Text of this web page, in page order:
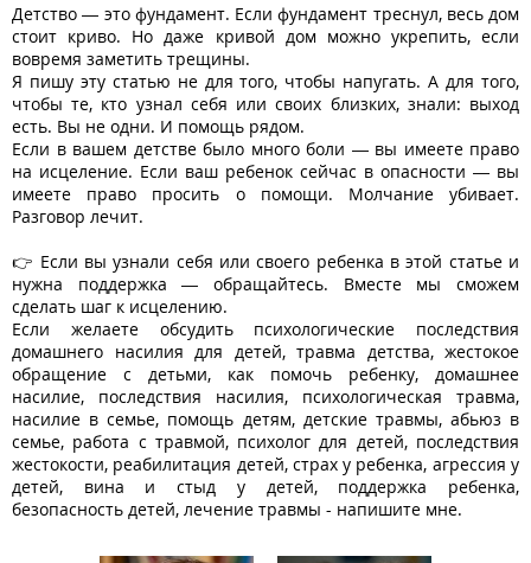
Детство — это фундамент. Если фундамент треснул, весь дом
стоит криво. Но даже кривой дом можно укрепить, если
вовремя заметить трещины.
Я пишу эту статью не для того, чтобы напугать. А для того,
чтобы те, кто узнал себя или своих близких, знали: выход
есть. Вы не одни. И помощь рядом.
Если в вашем детстве было много боли — вы имеете право
на исцеление. Если ваш ребенок сейчас в опасности — вы
имеете право просить о помощи. Молчание убивает.
Разговор лечит.
👉 Если вы узнали себя или своего ребенка в этой статье и
нужна поддержка — обращайтесь. Вместе мы сможем
сделать шаг к исцелению.
Если желаете обсудить психологические последствия
домашнего насилия для детей, травма детства, жестокое
обращение с детьми, как помочь ребенку, домашнее
насилие, последствия насилия, психологическая травма,
насилие в семье, помощь детям, детские травмы, абьюз в
семье, работа с травмой, психолог для детей, последствия
жестокости, реабилитация детей, страх у ребенка, агрессия у
детей, вина и стыд у детей, поддержка ребенка,
безопасность детей, лечение травмы - напишите мне.